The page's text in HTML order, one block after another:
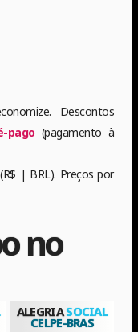
Descontos
pago(pagamento à
| BRL). Preços por
no
ALEGRIASOCIAL
CELPE-BRAS